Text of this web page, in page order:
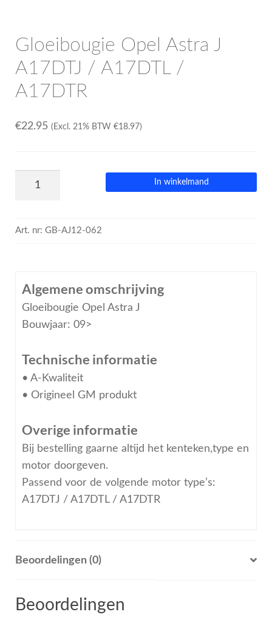
Gloeibougie Opel Astra J
A17DTJ / A17DTL /
A17DTR
€22.95 (Excl. 21% BTW €18.97)
In winkelmand
Art. nr: GB-AJ12-062
Algemene omschrijving
Gloeibougie Opel Astra J
Bouwjaar: 09>
Technische informatie
• A-Kwaliteit
• Origineel GM produkt
Overige informatie
Bij bestelling gaarne altijd het kenteken,type en
motor doorgeven.
Passend voor de volgende motor type’s:
A17DTJ / A17DTL / A17DTR
Beoordelingen (0)
Beoordelingen